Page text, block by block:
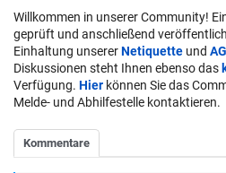
Willkommen in unserer Community!
geprüft und anschließend
Einhaltung unsererNetiquette und
Diskussionen steht Ihnen ebenso das
Verfügung. Hier können Sie das
Melde- und Abhilfestelle kontaktieren.